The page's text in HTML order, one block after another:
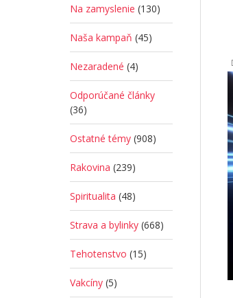
Na zamyslenie (130)
Naša kampaň (45)
Nezaradené (4)
Odporúčané články
(36)
Ostatné témy (908)
Rakovina (239)
Spiritualita (48)
Strava a bylinky (668)
Tehotenstvo (15)
Vakcíny (5)